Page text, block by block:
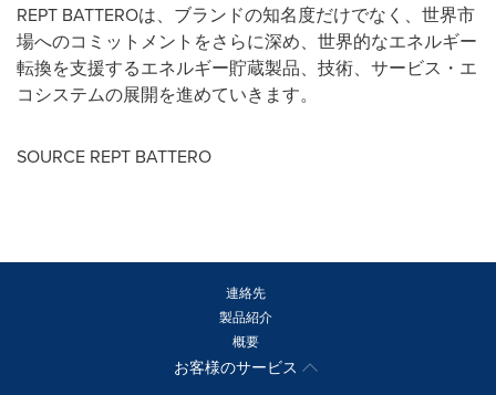
REPT BATTEROは、ブランドの知名度だけでなく、世界市
場へのコミットメントをさらに深め、世界的なエネルギー
転換を支援するエネルギー貯蔵製品、技術、サービス・エ
コシステムの展開を進めていきます。
SOURCE REPT BATTERO
連絡先
製品紹介
概要
お客様のサービス